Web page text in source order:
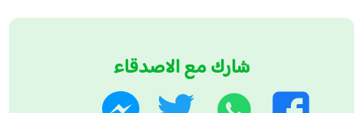
شارك مع الاصدقاء
فيسبوك
واتساب تويتر